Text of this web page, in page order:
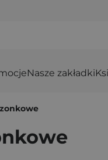
Nasze zakładki